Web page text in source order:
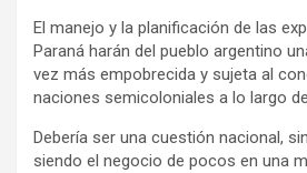
El manejo y la pla­ni­fi­ca­ción de las
Paraná harán del pue­blo argen­tino
vez más empo­bre­cida y sujeta al
nacio­nes semi­co­lo­nia­les a lo largo
Debe­ría ser una cues­tión nacio­nal,
siendo el nego­cio de pocos en una